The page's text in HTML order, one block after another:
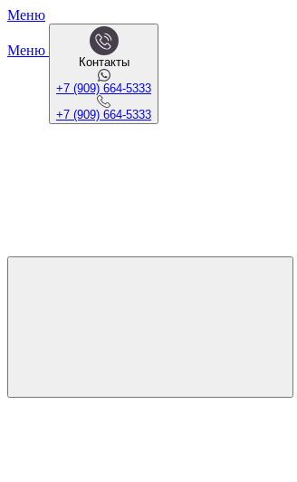
Меню
Меню
Контакты
+7 (909) 664-5333
+7 (909) 664-5333